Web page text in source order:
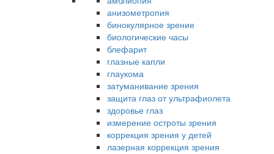
анизометропия
бинокулярное зрение
биологические часы
блефарит
глазные капли
глаукома
затуманивание зрения
защита глаз от ультрафиолета
здоровье глаз
измерение остроты зрения
коррекция зрения у детей
лазерная коррекция зрения